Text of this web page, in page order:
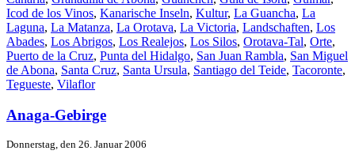
Icod de los Vinos, Kanarische Inseln, Kultur, La Guancha, La
Laguna, La Matanza, La Orotava, La Victoria, Landschaften, Los
Abades, Los Abrigos, Los Realejos, Los Silos, Orotava-Tal, Orte,
Puerto de la Cruz, Punta del Hidalgo, San Juan Rambla, San Miguel
de Abona, Santa Cruz, Santa Ursula, Santiago del Teide, Tacoronte,
Tegueste, Vilaflor
Anaga-Gebirge
Donnerstag, den 26. Januar 2006